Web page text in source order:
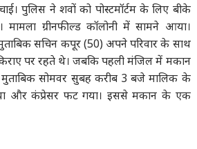
पुलिस ने शवों को पोस्टमॉर्टम के लिए बीके
मामला ग्रीनफील्ड कॉलोनी में सामने आया।
सचिन कपूर (50) अपने परिवार के साथ
पर रहते थे। जबकि पहली मंजिल में मकान
सोमवर सुबह करीब 3 बजे मालिक के
और कंप्रेसर फट गया। इससे मकान के एक